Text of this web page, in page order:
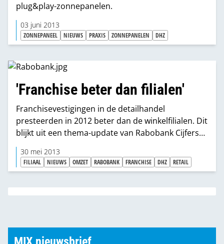
plug&play-zonnepanelen.
03 juni 2013
ZONNEPANEEL NIEUWS PRAXIS ZONNEPANELEN DHZ
'Franchise beter dan filialen'
Franchisevestigingen in de detailhandel
presteerden in 2012 beter dan de winkelfilialen. Dit
blijkt uit een thema-update van Rabobank Cijfers
en Trends.
30 mei 2013
FILIAAL NIEUWS OMZET RABOBANK FRANCHISE DHZ RETAIL